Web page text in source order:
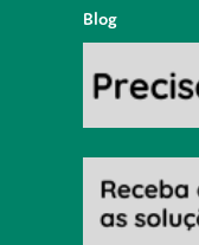
Blog